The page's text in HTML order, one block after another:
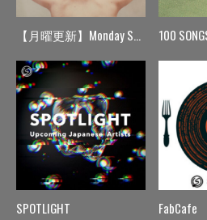
【月曜更新】Monday Spin
SPOTLIGHT
100
FabCafe